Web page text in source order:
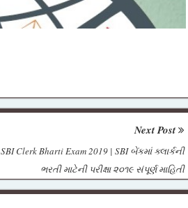
Next Post
SBI Clerk Bharti Exam 2019 | SBI બેંકમાં ક્લાર્કની
ભરતી માટેની પરીક્ષા ૨૦૧૯ સંપૂર્ણ માહિતી